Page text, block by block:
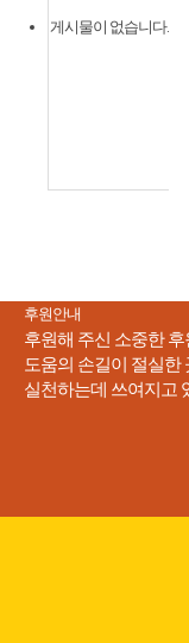
게시물이 없습니다.
후원안내
후원해 주신 소중한
도움의 손길이 절실한
실천하는데 쓰여지고